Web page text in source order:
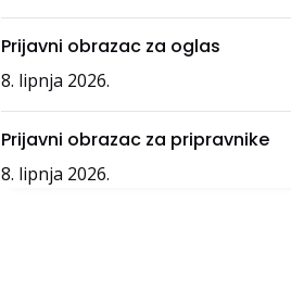
Prijavni obrazac za oglas
8. lipnja 2026.
Prijavni obrazac za pripravnike
8. lipnja 2026.